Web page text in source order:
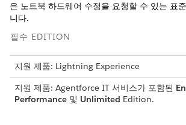
은 노트북 하드웨어 수정을 요청할 수 있는 표
니다.
필수 EDITION
지원 제품: Lightning Experience
지원 제품: Agentforce IT 서비스가 포함된
Performance 및 Unlimited Edition.